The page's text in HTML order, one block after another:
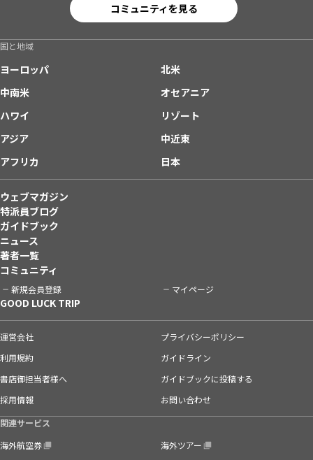
コミュニティを見る
国と地域
ヨーロッパ
北米
中南米
オセアニア
ハワイ
リゾート
アジア
中近東
アフリカ
日本
ウェブマガジン
特派員ブログ
ガイドブック
ニュース
著者一覧
コミュニティ
新規会員登録 マイページ
GOOD LUCK TRIP
運営会社
プライバシーポリシー
利用規約
ガイドライン
書店御担当者様へ
ガイドブックに投稿する
採用情報
お問い合わせ
関連サービス
海外航空券
海外ツアー